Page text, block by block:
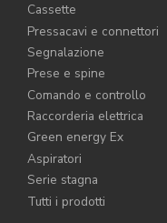
Cassette
Pressacavi e connettori
Segnalazione
Prese e spine
Comando e controllo
Raccorderia elettrica
Green energy Ex
Aspiratori
Serie stagna
Tutti i prodotti